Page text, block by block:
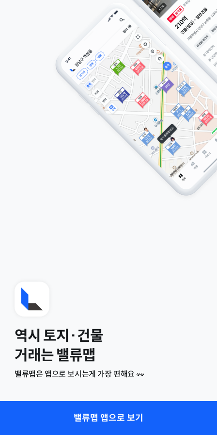
역시 토지·건물
거래는 밸류맵
밸류맵은 앱으로 보시는게 가장 편해요 👀
밸류맵 앱으로 보기